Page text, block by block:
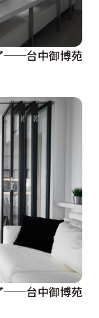
──台中御博苑
──台中御博苑